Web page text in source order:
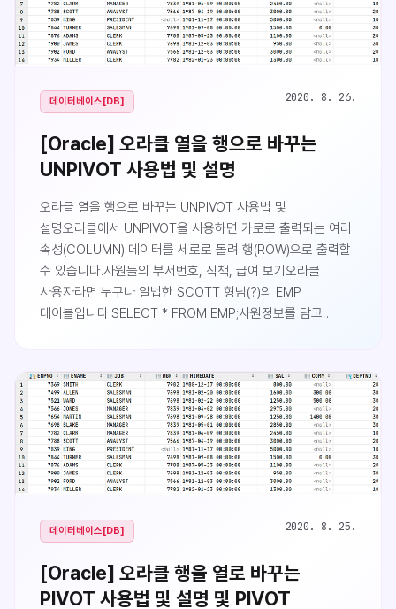
하겠습니다..
데이터베이스[DB] 2020. 8. 26.
[Oracle] 오라클 열을 행으로 바꾸는
UNPIVOT 사용법 및 설명
오라클 열을 행으로 바꾸는 UNPIVOT 사용법 및
설명오라클에서 UNPIVOT을 사용하면 가로로 출력되는 여러
속성(COLUMN) 데이터를 세로로 돌려 행(ROW)으로 출력할
수 있습니다.사원들의 부서번호, 직책, 급여 보기오라클
사용자라면 누구나 알법한 SCOTT 형님(?)의 EMP
테이블입니다.SELECT * FROM EMP;사원정보를 담고
보도록 하겠습니다.SELECT ENAME, DEPTNO, JOB,
SALFROM EMPORDER BY ENAME;평소 사용하던
문법이니 출렬 결과를 예상하셨을 것입니다.여러 속성들을
세로로 보기만약 부서번호, 직책, 급여를 속성(COL..
데이터베이스[DB] 2020. 8. 25.
[Oracle] 오라클 행을 열로 바꾸는
PIVOT 사용법 및 설명 및 PIVOT